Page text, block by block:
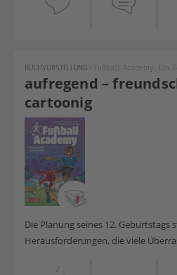
aufregend –
cartoonig
BUCHVORSTELLUNG | Fußball Academy: Ein
Die Planung seines 12. Geburtstags
Herausforderungen, die viele
2